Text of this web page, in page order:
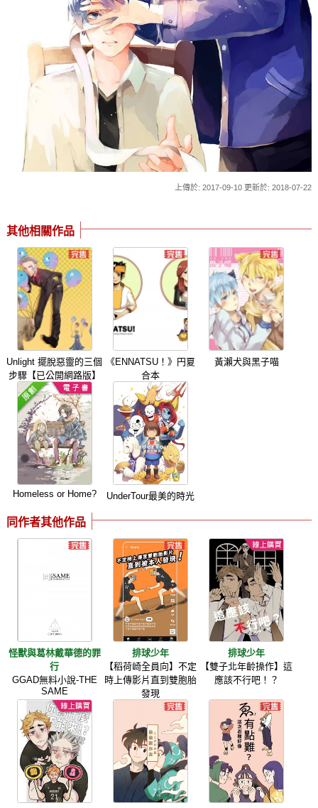
上傳於: 2017-09-10 更新於: 2018-07-22
其他相關作品
Unlight 擺脫惡靈的三個
步驟【已公開網路版】
《ENNATSU！》円夏
合本
黃瀨犬與黑子喵
Homeless or Home? UnderTour最美的時光
同作者其他作品
怪獸與葛林戴華德的罪
行
GGAD無料小說-THE
SAME
排球少年
【稻荷崎全員向】不定
時上傳影片直到雙胞胎
發現
排球少年
【雙子北年齡操作】這
應該不行吧！？